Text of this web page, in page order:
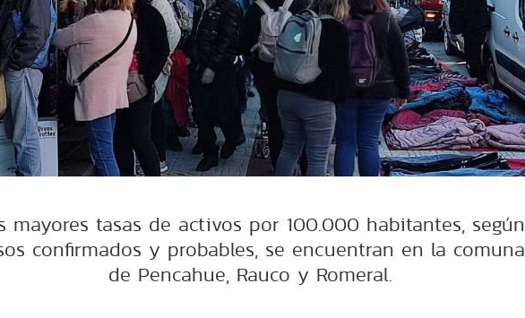
mayores tasas de activos por 100.000 habitantes, según
confirmados y probables, se encuentran en la comuna
de Pencahue, Rauco y Romeral.